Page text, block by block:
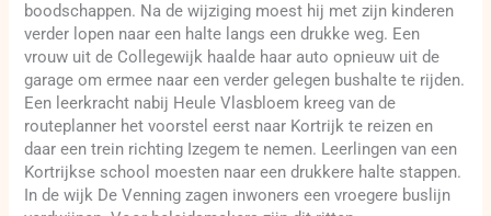
boodschappen. Na de wijziging moest hij met zijn kinderen
verder lopen naar een halte langs een drukke weg. Een
vrouw uit de Collegewijk haalde haar auto opnieuw uit de
garage om ermee naar een verder gelegen bushalte te rijden.
Een leerkracht nabij Heule Vlasbloem kreeg van de
routeplanner het voorstel eerst naar Kortrijk te reizen en
daar een trein richting Izegem te nemen. Leerlingen van een
Kortrijkse school moesten naar een drukkere halte stappen.
In de wijk De Venning zagen inwoners een vroegere buslijn